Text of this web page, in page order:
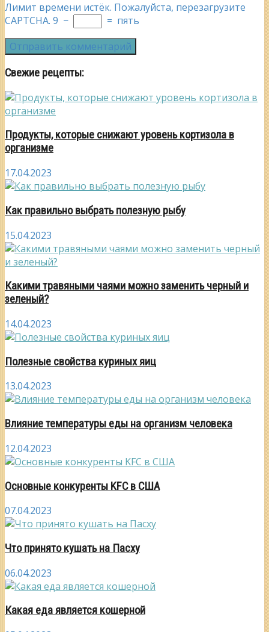
Лимит времени истёк. Пожалуйста, перезагрузите
CAPTCHA. 9 − = пять
Свежие рецепты:
Продукты, которые снижают уровень кортизола в
организме
17.04.2023
Как правильно выбрать полезную рыбу
15.04.2023
Какими травяными чаями можно заменить черный и
зеленый?
14.04.2023
Полезные свойства куриных яиц
13.04.2023
Влияние температуры еды на организм человека
12.04.2023
Основные конкуренты KFC в США
07.04.2023
Что принято кушать на Пасху
06.04.2023
Какая еда является кошерной